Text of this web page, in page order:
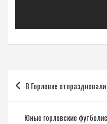
Навигация
по
записям
В Горловке
Юные горловские